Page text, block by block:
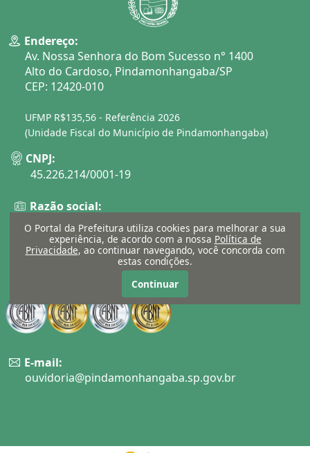
Endereço:
Av. Nossa Senhora do Bom Sucesso n° 1400
Alto do Cardoso, Pindamonhangaba/SP
CEP: 12420-010
UFMP R$135,56 - Referência 2026
(Unidade Fiscal do Município de Pindamonhangaba)
CNPJ:
45.226.214/0001-19
Razão social:
Município de Pindamonhangaba
Telefone:
E-mail:
ouvidoria@pindamonhangaba.sp.gov.br
O Portal da Prefeitura utiliza cookies para melhorar a sua
experiência, de acordo com a nossa Política de
Privacidade, ao continuar navegando, você concorda com
estas condições.
Continuar